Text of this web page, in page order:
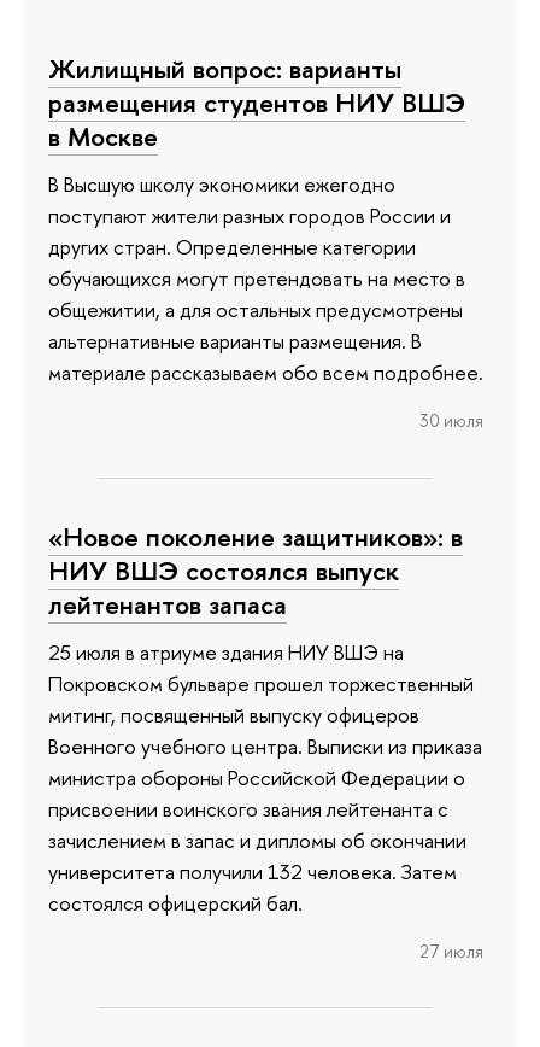
Жилищный вопрос: варианты
размещения студентов НИУ ВШЭ
в Москве
В Высшую школу экономики ежегодно
поступают жители разных городов России и
других стран. Определенные категории
обучающихся могут претендовать на место в
общежитии, а для остальных предусмотрены
альтернативные варианты размещения. В
материале рассказываем обо всем подробнее.
30 июля
«Новое поколение защитников»: в
НИУ ВШЭ состоялся выпуск
лейтенантов запаса
25 июля в атриуме здания НИУ ВШЭ на
Покровском бульваре прошел торжественный
митинг, посвященный выпуску офицеров
Военного учебного центра. Выписки из приказа
министра обороны Российской Федерации о
присвоении воинского звания лейтенанта с
зачислением в запас и дипломы об окончании
университета получили 132 человека. Затем
состоялся офицерский бал.
27 июля